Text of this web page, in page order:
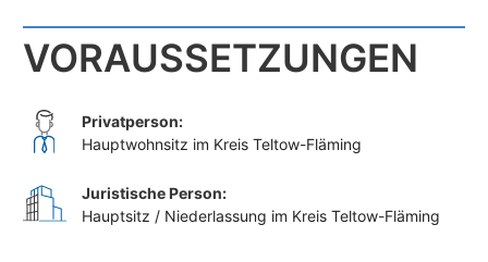
VORAUSSETZUNGEN
Privatperson:
Hauptwohnsitz im Kreis Teltow-Fläming
Juristische Person:
Hauptsitz / Niederlassung im Kreis Teltow-Fläming